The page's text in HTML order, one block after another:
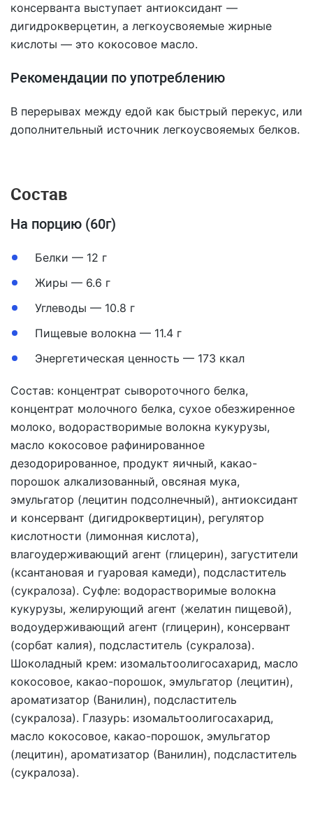
консерванта выступает антиоксидант —
дигидрокверцетин, а легкоусвояемые жирные
кислоты — это кокосовое масло.
Рекомендации по употреблению
В перерывах между едой как быстрый перекус, или
дополнительный источник легкоусвояемых белков.
Состав
На порцию (60г)
Белки — 12 г
Жиры — 6.6 г
Углеводы — 10.8 г
Пищевые волокна — 11.4 г
Энергетическая ценность — 173 ккал
Состав: концентрат сывороточного белка,
концентрат молочного белка, сухое обезжиренное
молоко, водорастворимые волокна кукурузы,
масло кокосовое рафинированное
дезодорированное, продукт яичный, какао-
порошок алкализованный, овсяная мука,
эмульгатор (лецитин подсолнечный), антиоксидант
и консервант (дигидроквертицин), регулятор
кислотности (лимонная кислота),
влагоудерживающий агент (глицерин), загустители
(ксантановая и гуаровая камеди), подсластитель
(сукралоза). Суфле: водорастворимые волокна
кукурузы, желирующий агент (желатин пищевой),
водоудерживающий агент (глицерин), консервант
(сорбат калия), подсластитель (сукралоза).
Шоколадный крем: изомальтоолигосахарид, масло
кокосовое, какао-порошок, эмульгатор (лецитин),
ароматизатор (Ванилин), подсластитель
(сукралоза). Глазурь: изомальтоолигосахарид,
масло кокосовое, какао-порошок, эмульгатор
(лецитин), ароматизатор (Ванилин), подсластитель
(сукралоза).